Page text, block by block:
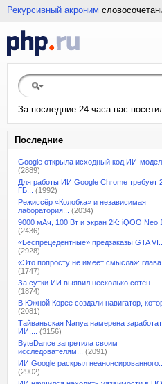
Рекурсивный акроним
За последние 24 часа нас
Последние
Google открыла исходный код ИИ-
(2889)
Для работы ИИ Google Chrome требует
ГБ...
(1992)
Режиссёр «Колобка» и независимая
лаборатория...
(2034)
9000 мАч, 100 Вт и экран 2K: iQOO Neo
(2436)
«Беспрецедентные» предзаказы GTA VI...
(2928)
«Это попросту не имеет смысла»:
(1747)
За сутки ИИ выявил несколько сотен...
(1874)
В Южной Корее создали навигатор,
(2081)
Тайваньская Nanya намерена
ИИ,...
(3156)
ByteDance запретила своим
исследователям...
(2091)
ИИ Google раскрыл неанонсированного...
(2902)